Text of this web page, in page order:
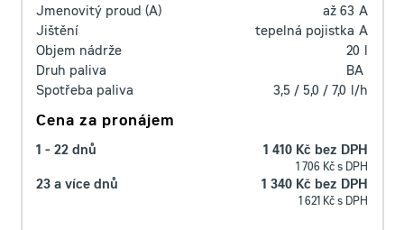
Jmenovitý proud (A)
až 63 A
Jištění
tepelná pojistka A
Objem nádrže
20 l
Druh paliva
BA
Spotřeba paliva
3,5 / 5,0 / 7,0 l/h
Cena za pronájem
1 - 22 dnů 1 410 Kč bez DPH
1 706 Kč s DPH
23 a více dnů 1 340 Kč bez DPH
1 621 Kč s DPH